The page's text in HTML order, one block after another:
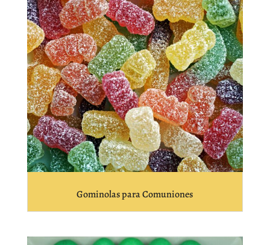
Gominolas para Comuniones